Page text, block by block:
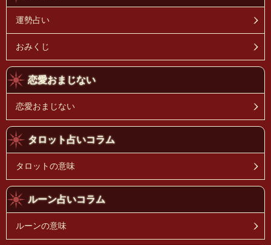
運勢占い
おみくじ
恋愛おまじない
恋愛おまじない
タロット占いコラム
タロットの意味
ルーン占いコラム
ルーンの意味